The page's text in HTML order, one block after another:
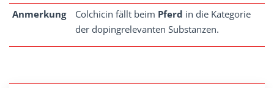
Anmerkung Colchicin fällt beim Pferd in die Kategorie
der dopingrelevanten Substanzen.